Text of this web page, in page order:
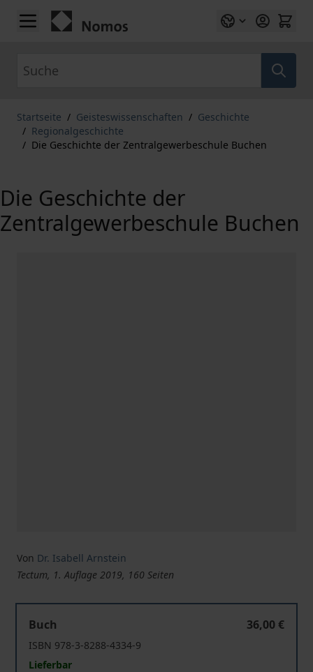
Zum Inhalt springen
Startseite / Geisteswissenschaften / Geschichte
/ Regionalgeschichte
/ Die Geschichte der Zentralgewerbeschule Buchen
Die Geschichte der
Zentralgewerbeschule Buchen
Von Dr. Isabell Arnstein
Tectum, 1. Auflage 2019, 160 Seiten
Buch
36,00 €
ISBN 978-3-8288-4334-9
Lieferbar